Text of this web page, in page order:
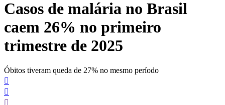
conteúdo
Casos de malária no Brasil
caem 26% no primeiro
trimestre de 2025
Óbitos tiveram queda de 27% no mesmo período